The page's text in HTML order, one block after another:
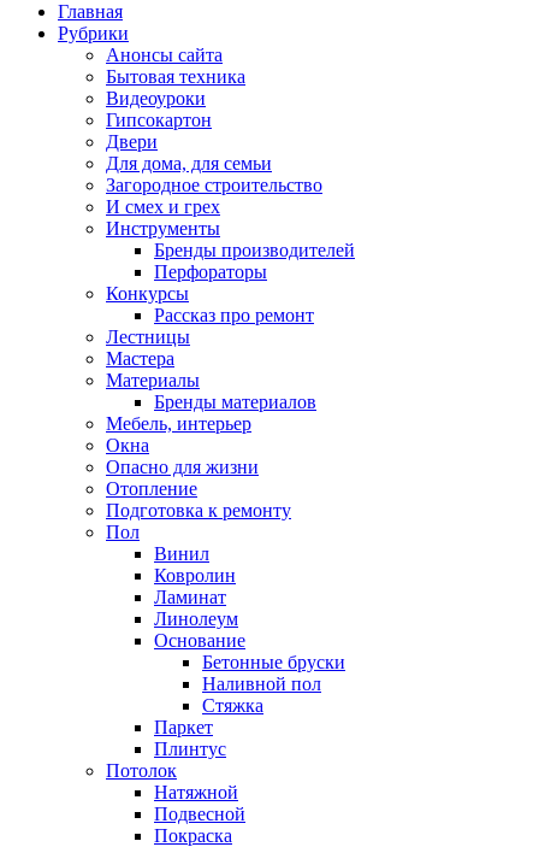
Главная
Рубрики
Анонсы сайта
Бытовая техника
Видеоуроки
Гипсокартон
Двери
Для дома, для семьи
Загородное строительство
И смех и грех
Инструменты
Бренды производителей
Перфораторы
Конкурсы
Рассказ про ремонт
Лестницы
Мастера
Материалы
Бренды материалов
Мебель, интерьер
Окна
Опасно для жизни
Отопление
Подготовка к ремонту
Пол
Винил
Ковролин
Ламинат
Линолеум
Основание
Бетонные бруски
Наливной пол
Стяжка
Паркет
Плинтус
Потолок
Натяжной
Подвесной
Покраска